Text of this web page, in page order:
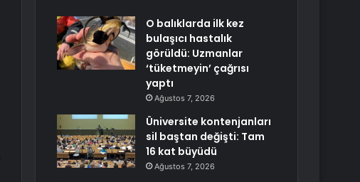
O balıklarda ilk kez
bulaşıcı hastalık
görüldü: Uzmanlar
‘tüketmeyin’ çağrısı
yaptı
Ağustos 7, 2026
Üniversite kontenjanları
sil baştan değişti: Tam
16 kat büyüdü
Ağustos 7, 2026